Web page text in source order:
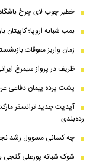
خطیر چوب لای چرخ
بمب شبانه اروپا؛ کاپیتان
زمان واریز معوقات
ظریف در پرواز سیمرغ
پشت پرده پیمان دفاعی
​آپدیت جدید ترانسفر
رده‌بندی
چه کسانی مسوول رشد
شوک شبانه پورعلی گنجی